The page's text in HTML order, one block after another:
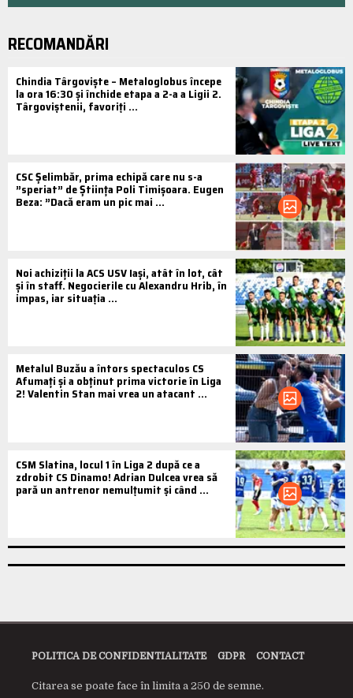
RECOMANDĂRI
Chindia Târgoviște – Metaloglobus începe
la ora 16:30 și închide etapa a 2-a a Ligii 2.
Târgoviștenii, favoriți ...
CSC Şelimbăr, prima echipă care nu s-a
”speriat” de Știința Poli Timișoara. Eugen
Beza: ”Dacă eram un pic mai ...
Noi achiziții la ACS USV Iași, atât în lot, cât
și în staff. Negocierile cu Alexandru Hrib, în
impas, iar situația ...
Metalul Buzău a întors spectaculos CS
Afumați și a obținut prima victorie în Liga
2! Valentin Stan mai vrea un atacant ...
CSM Slatina, locul 1 în Liga 2 după ce a
zdrobit CS Dinamo! Adrian Dulcea vrea să
pară un antrenor nemulțumit și când ...
POLITICA DE CONFIDENTIALITATE GDPR CONTACT
Citarea se poate face în limita a 250 de semne.